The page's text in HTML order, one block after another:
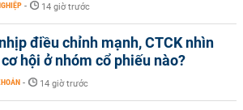
- 14 giờ trước
điều chỉnh mạnh, CTCK nhìn
hội ở nhóm cổ phiếu nào?
- 14 giờ trước